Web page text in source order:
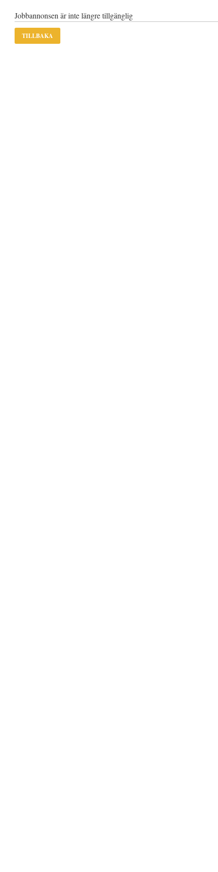
Jobbannonsen är inte längre tillgänglig
TILLBAKA